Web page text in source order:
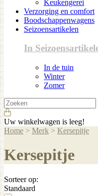
Keukengerei
Verzorging en comfort
Boodschappenwagens
Seizoensartikelen
In
In de tuin
Winter
Zomer
Uw winkelwagen is leeg!
Home > Merk > Kersepitje
Kersepitje
Sorteer op:
Standaard